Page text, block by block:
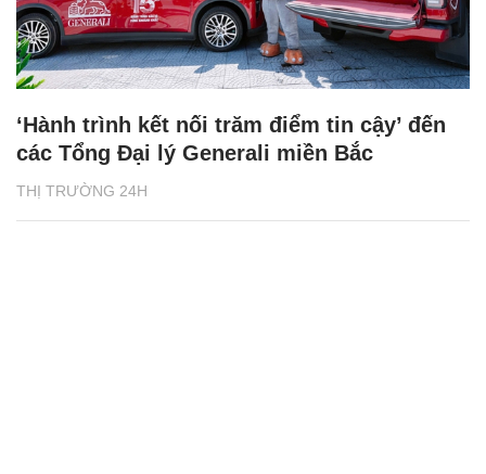
THỊ TRƯỜNG 24H
‘Hành trình kết nối trăm điểm tin cậy’ đến
các Tổng Đại lý Generali miền Bắc